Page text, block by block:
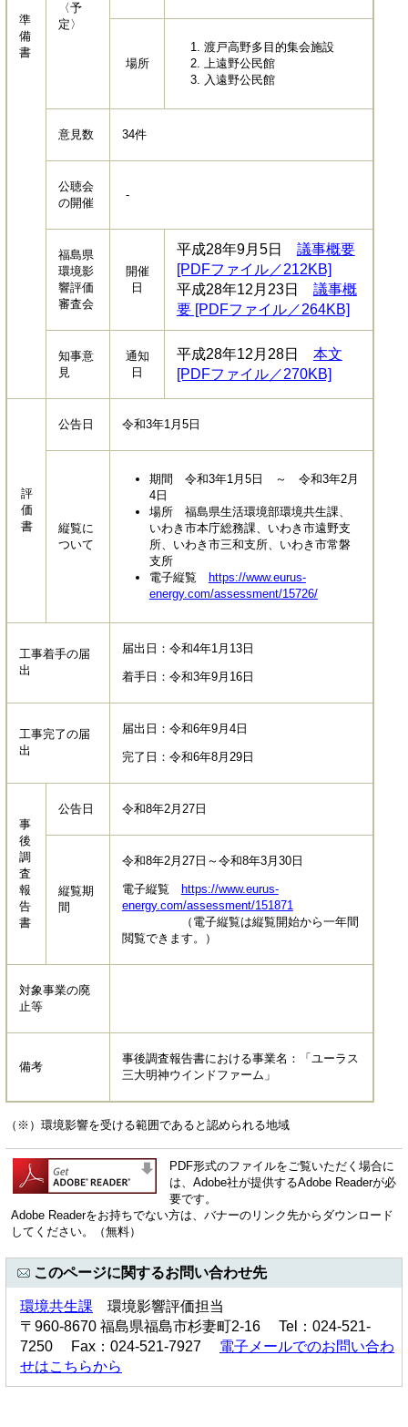
準
備
書
〈予
定〉
場所
渡戸高野多目的集会施設
上遠野公民館
入遠野公民館
意見数 34件
公聴会
の開催
-
福島県
環境影
響評価
審査会
開催
日
平成28年9月5日 議事概要
[PDFファイル／212KB]
平成28年12月23日 議事概
要 [PDFファイル／264KB]
知事意
見
通知
日
平成28年12月28日 本文
[PDFファイル／270KB]
評
価
書
公告日 令和3年1月5日
縦覧に
ついて
期間 令和3年1月5日 ～ 令和3年2月
4日
場所 福島県生活環境部環境共生課、
いわき市本庁総務課、いわき市遠野支
所、いわき市三和支所、いわき市常磐
支所
電子縦覧
https://www.eurus-
energy.com/assessment/15726/
工事着手の届
出
届出日：令和4年1月13日
着手日：令和3年9月16日
工事完了の届
出
届出日：令和6年9月4日
完了日：令和6年8月29日
事
後
調
査
報
告
書
公告日 令和8年2月27日
縦覧期
間
令和8年2月27日～令和8年3月30日
電子縦覧
https://www.eurus-
energy.com/assessment/151871
（電子縦覧は縦覧開始から一年間
閲覧できます。）
対象事業の廃
止等
備考
事後調査報告書における事業名：「ユーラス
三大明神ウインドファーム」
（※）環境影響を受ける範囲であると認められる地域
PDF形式のファイルをご覧いただく場合に
は、Adobe社が提供するAdobe Readerが必
要です。
Adobe Readerをお持ちでない方は、バナーのリンク先からダウンロード
してください。（無料）
このページに関するお問い合わせ先
環境共生課 環境影響評価担当
〒960-8670 福島県福島市杉妻町2-16 Tel：024-521-
7250 Fax：024-521-7927 電子メールでのお問い合わ
せはこちらから